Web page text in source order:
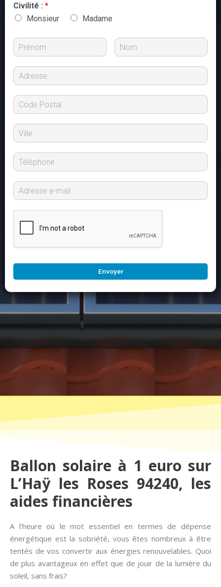
Civilité : *
Monsieur
Madame
Envoyer
Ballon solaire à 1 euro sur
L’Haÿ les Roses 94240, les
aides financières
A l’heure où le mot essentiel en termes de dépense
énergétique est la sobriété, vous êtes nombreux à être
tentés de vos convertir aux énergies renouvelables. Quoi
de plus avantageux en effet que de jouir de la lumière du
soleil, sans frais?